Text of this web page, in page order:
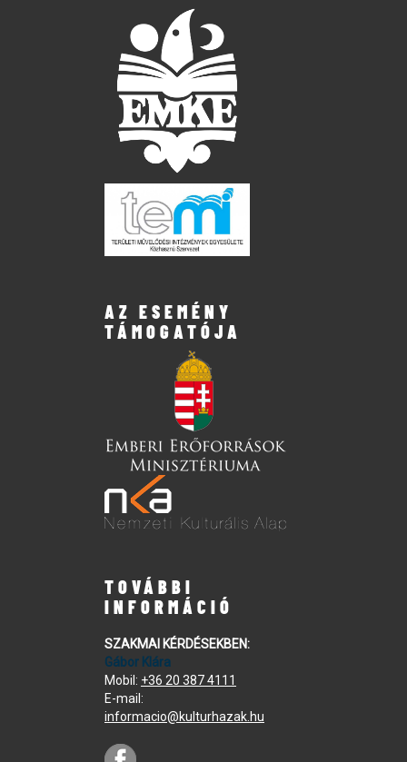
AZ ESEMÉNY
TÁMOGATÓJA
TOVÁBBI
INFORMÁCIÓ
SZAKMAI KÉRDÉSEKBEN:
Gábor Klára
Mobil: +36 20 387 4111
E-mail:
informacio@kulturhazak.hu